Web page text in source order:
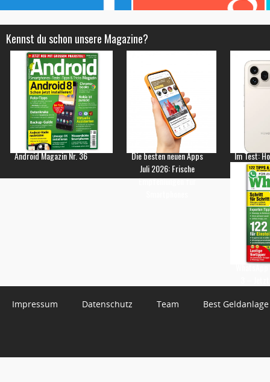
Kennst du schon unsere Magazine?
Android Magazin Nr. 36
Die besten neuen Apps
Juli 2026: Frische
Empfehlungen für
Im Test:
Impressum Datenschutz Team Best Geldanlage